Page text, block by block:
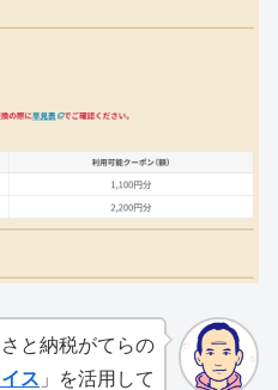
と納税がてらの
ス 」を活用して